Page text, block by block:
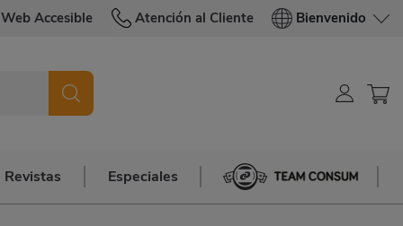
Web Accesible Atención al Cliente Bienvenido
Revistas Especiales Team Consum